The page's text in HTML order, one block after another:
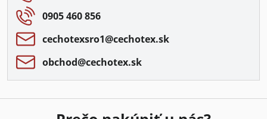
0905 460 856
cechotexsro1​@cechotex​.sk
obchod​@cechotex​.sk